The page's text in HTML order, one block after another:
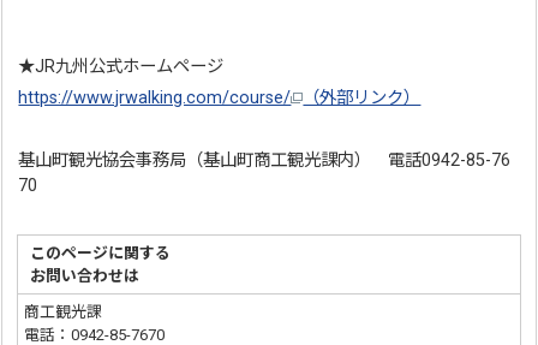
★JR九州公式ホームページ
https://www.jrwalking.com/course/
（外部リンク）
基山町観光協会事務局（基山町商工観光課内） 電話0942-85-76
70
このページに関する
お問い合わせは
商工観光課
電話：0942-85-7670